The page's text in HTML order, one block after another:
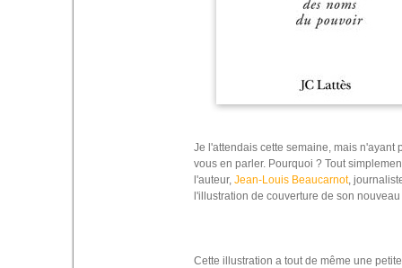
Je l'attendais cette semaine, mais n'ayant
vous en parler. Pourquoi ? Tout
l'auteur,Jean-Louis Beaucarnot,
l'illustration de couverture de son
Cette illustration a tout de même une